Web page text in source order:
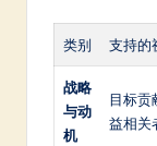
类别 支持的
战略
与动
机
目标贡
益相关